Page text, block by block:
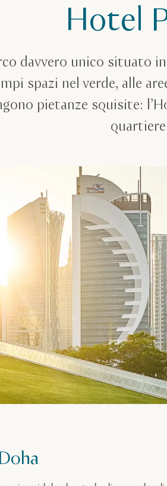
Hotel
davvero unico situato
spazi nel verde, alle
pietanze squisite: